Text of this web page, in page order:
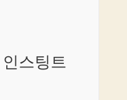
스팅트